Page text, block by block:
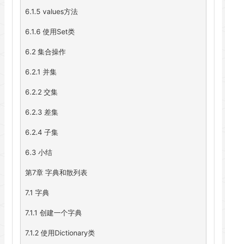
6.1.5 values方法
6.1.6 使用Set类
6.2 集合操作
6.2.1 并集
6.2.2 交集
6.2.3 差集
6.2.4 子集
6.3 小结
第7章 字典和散列表
7.1 字典
7.1.1 创建一个字典
7.1.2 使用Dictionary类